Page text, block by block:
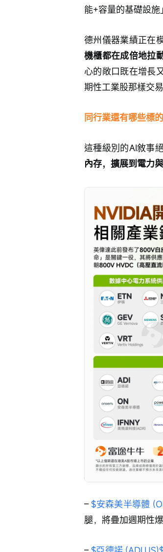
能+容量的基礎設施
德州儀器業績正在
機櫃都在成倍地拉
心的敞口既在增長
期性工業股那樣交
同行業還有哪些標
這種級別的AI敘事
內存，擴展到電力
– $安森美半導體
腿，將疊加週期性